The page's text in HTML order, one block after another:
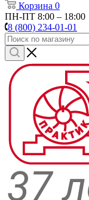
Корзина 0
ПН-ПТ 8:00 – 18:00
8 (800) 234-01-01